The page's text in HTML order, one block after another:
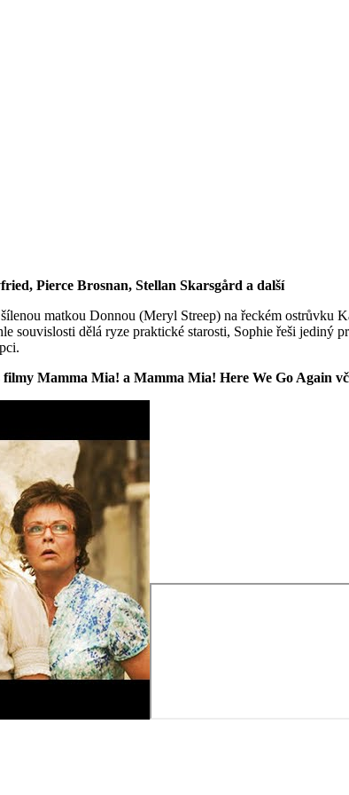
Pierce Brosnan, Stellan Skarsgård a další
matkou Donnou (Meryl Streep) na řeckém
souvislosti dělá ryze praktické starosti, Sophie řeši
Mamma Mia! a Mamma Mia! Here We Go Again